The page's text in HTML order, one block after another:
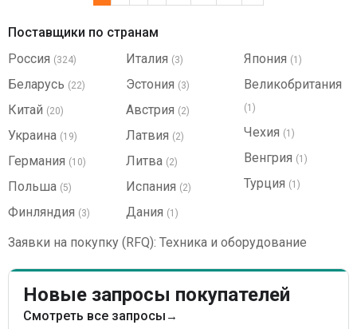
Поставщики по странам
Россия (324)
Беларусь (22)
Китай (20)
Украина (19)
Германия (10)
Польша (5)
Финляндия (3)
Италия (3)
Эстония (3)
Австрия (2)
Латвия (2)
Литва (2)
Испания (2)
Дания (1)
Япония (1)
Великобритания
(1)
Чехия (1)
Венгрия (1)
Турция (1)
Заявки на покупку (RFQ): Техника и оборудование
Новые запросы покупателей
Смотреть все запросы →